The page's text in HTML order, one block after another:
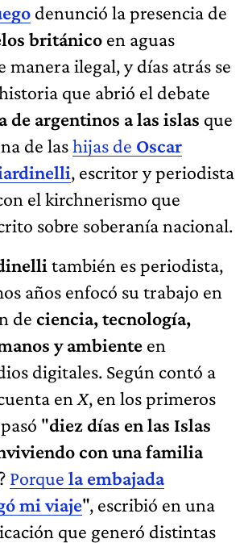
denunció la presencia de
británico en aguas
manera ilegal, y días atrás se
que abrió el debate
de argentinos a las islas que
de lashijas de Oscar
, escritor y periodista
el kirchnerismo que
sobre soberanía nacional.
también es periodista,
años enfocó su trabajo en
de ciencia, tecnología,
y ambiente en
digitales. Según contó a
en X, en los primeros
"diez días en las Islas
con una familia
Porque la embajada
mi viaje", escribió en una
que generó distintas